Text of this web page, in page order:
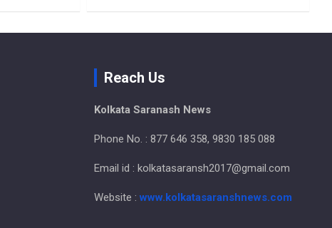
Reach Us
Kolkata Saranash News
Phone No. : 877 646 358, 9830 185 088
Email id : kolkatasaransh2017@gmail.com
Website : www.kolkatasaranshnews.com